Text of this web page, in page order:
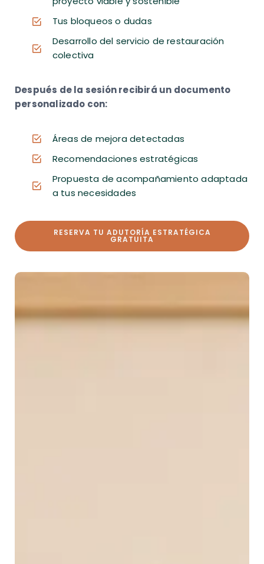
Tus bloqueos o dudas
Desarrollo del servicio de restauración
colectiva
Después de la sesión recibirá un documento
personalizado con:
Áreas de mejora detectadas
Recomendaciones estratégicas
Propuesta de acompañamiento adaptada
a tus necesidades
RESERVA TU ADUTORÍA ESTRATÉGICA
GRATUITA